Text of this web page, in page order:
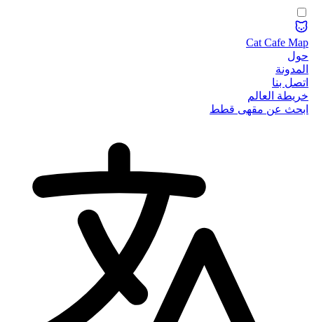
Cat Cafe Map
حول
المدونة
اتصل بنا
خريطة العالم
ابحث عن مقهى قطط